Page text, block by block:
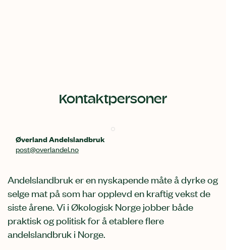
Kontaktpersoner
Øverland Andelslandbruk
post@overlandel.no
Andelslandbruk er en nyskapende måte å dyrke og
selge mat på som har opplevd en kraftig vekst de
siste årene. Vi i Økologisk Norge jobber både
praktisk og politisk for å etablere flere
andelslandbruk i Norge.